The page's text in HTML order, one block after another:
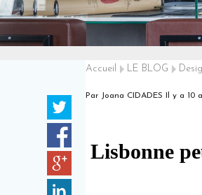
Accueil LE BLOG
Par Joana CIDADES Il y a 10
Lisbonne